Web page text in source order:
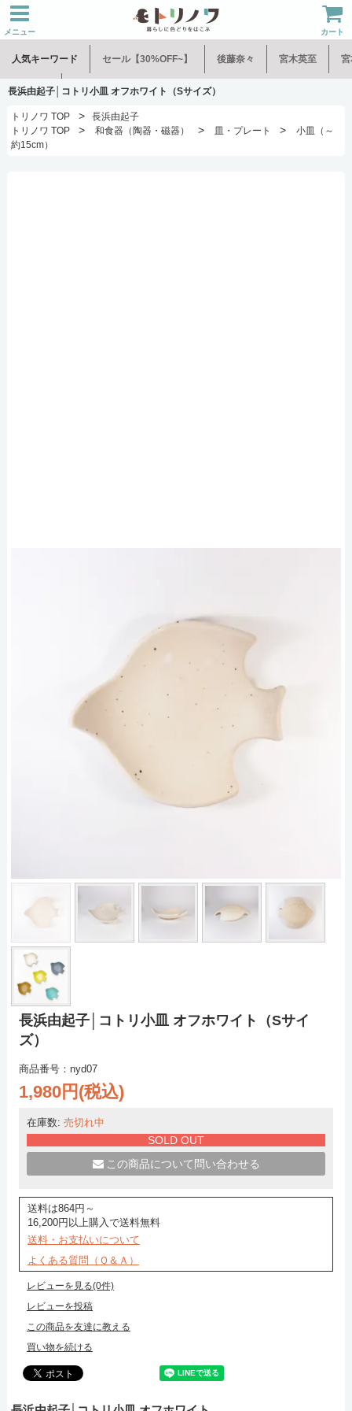
メニュー カート
人気キーワード セール【30%OFF~】 後藤奈々 宮木英至 宮
水谷和音 児玉修治
長浜由起子│コトリ小皿 オフホワイト（Sサイズ）
トリノワ TOP >
長浜由起子
トリノワ TOP
> 和食器（陶器・磁器） > 皿・プレート >
小皿（～
約15cm）
長浜由起子│コトリ小皿 オフホワイト（Sサイ
ズ）
商品番号：nyd07
1,980円(税込)
在庫数: 売切れ中
SOLD OUT
この商品について問い合わせる
送料は864円～
16,200円以上購入で送料無料
送料・お支払いについて
よくある質問（Ｑ＆Ａ）
レビューを見る(0件)
レビューを投稿
この商品を友達に教える
買い物を続ける